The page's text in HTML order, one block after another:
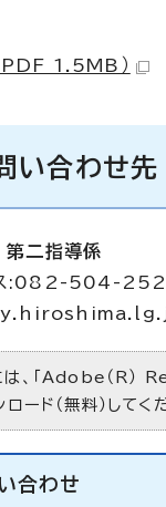
PDF 1.5MB）
い合わせ先
二指導係
:082-504-
、「Adobe（R）
ード（無料）してく
合わせ